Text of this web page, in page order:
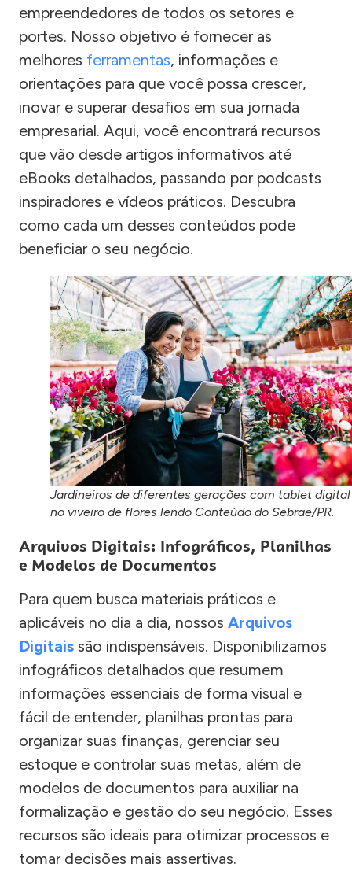
empreendedores de todos os setores e
portes. Nosso objetivo é fornecer as
melhores ferramentas, informações e
orientações para que você possa crescer,
inovar e superar desafios em sua jornada
empresarial. Aqui, você encontrará recursos
que vão desde artigos informativos até
eBooks detalhados, passando por podcasts
inspiradores e vídeos práticos. Descubra
como cada um desses conteúdos pode
beneficiar o seu negócio.
Jardineiros de diferentes gerações com tablet digital
no viveiro de flores lendo Conteúdo do Sebrae/PR.
Arquivos Digitais: Infográficos, Planilhas
e Modelos de Documentos
Para quem busca materiais práticos e
aplicáveis no dia a dia, nossos Arquivos
Digitais são indispensáveis. Disponibilizamos
infográficos detalhados que resumem
informações essenciais de forma visual e
fácil de entender, planilhas prontas para
organizar suas finanças, gerenciar seu
estoque e controlar suas metas, além de
modelos de documentos para auxiliar na
formalização e gestão do seu negócio. Esses
recursos são ideais para otimizar processos e
tomar decisões mais assertivas.